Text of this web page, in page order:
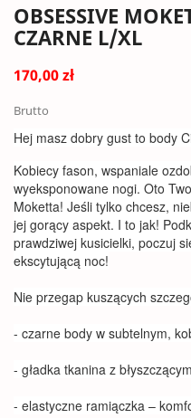
OBSESSIVE
CZARNE L/XL
170,00 zł
Brutto
Hej masz dobry gust to body
Kobiecy fason, wspaniale
wyeksponowane nogi. Oto
Moketta! Jeśli tylko chcesz,
jej gorący aspekt. I to jak!
prawdziwej kusicielki, poczuj
ekscytującą noc!
Nie przegap kuszących
- czarne body w subtelnym,
- gładka tkanina z
- elastyczne ramiączka –